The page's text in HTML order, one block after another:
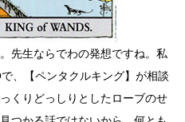
先生ならでわの発想ですね。私
、【ペンタクルキング】が相談
くりどっしりとしたローブのせ